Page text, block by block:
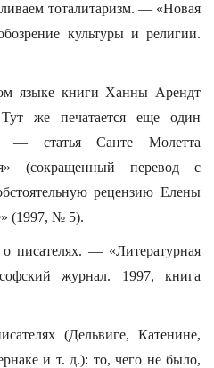
тоталитаризм. — «Новая
культуры и религии.
языке книги Ханны Арендт
Тут же печатается еще один
статья Санте Молетта
(сокращенный перевод с
рецензию Елены
(1997, № 5).
писателях. — «Литературная
журнал. 1997, книга
(Дельвиге, Катенине,
и т. д.): то, чего не было,